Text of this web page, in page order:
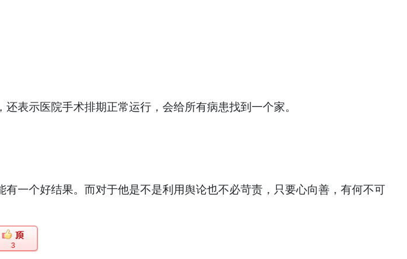
表示医院手术排期正常运行，会给所有病患找到一个家。
一个好结果。而对于他是不是利用舆论也不必苛责，只要心向善，有何不可
3